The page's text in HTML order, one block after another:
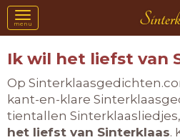
Toggle
navigation
menu
Ik wil het liefst van
Op
kant-en-klare
tientallen
het liefst van Sinterklaas.